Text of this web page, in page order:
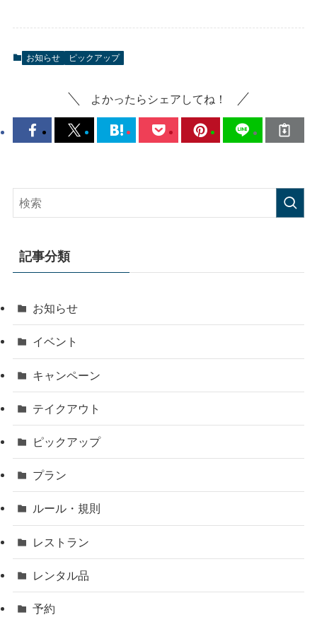
お知らせ ピックアップ
よかったらシェアしてね！
記事分類
お知らせ
イベント
キャンペーン
テイクアウト
ピックアップ
プラン
ルール・規則
レストラン
レンタル品
予約